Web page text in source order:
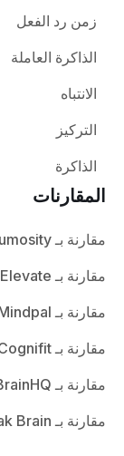
زمن رد الفعل
الذاكرة العاملة
الانتباه
التركيز
الذاكرة
المقارنات
مقارنة بـ Lumosity
مقارنة بـ Elevate
مقارنة بـ MindPalMindpal
مقارنة بـ Cognifit
مقارنة بـ BrainHQ
مقارنة بـ Peak Brain